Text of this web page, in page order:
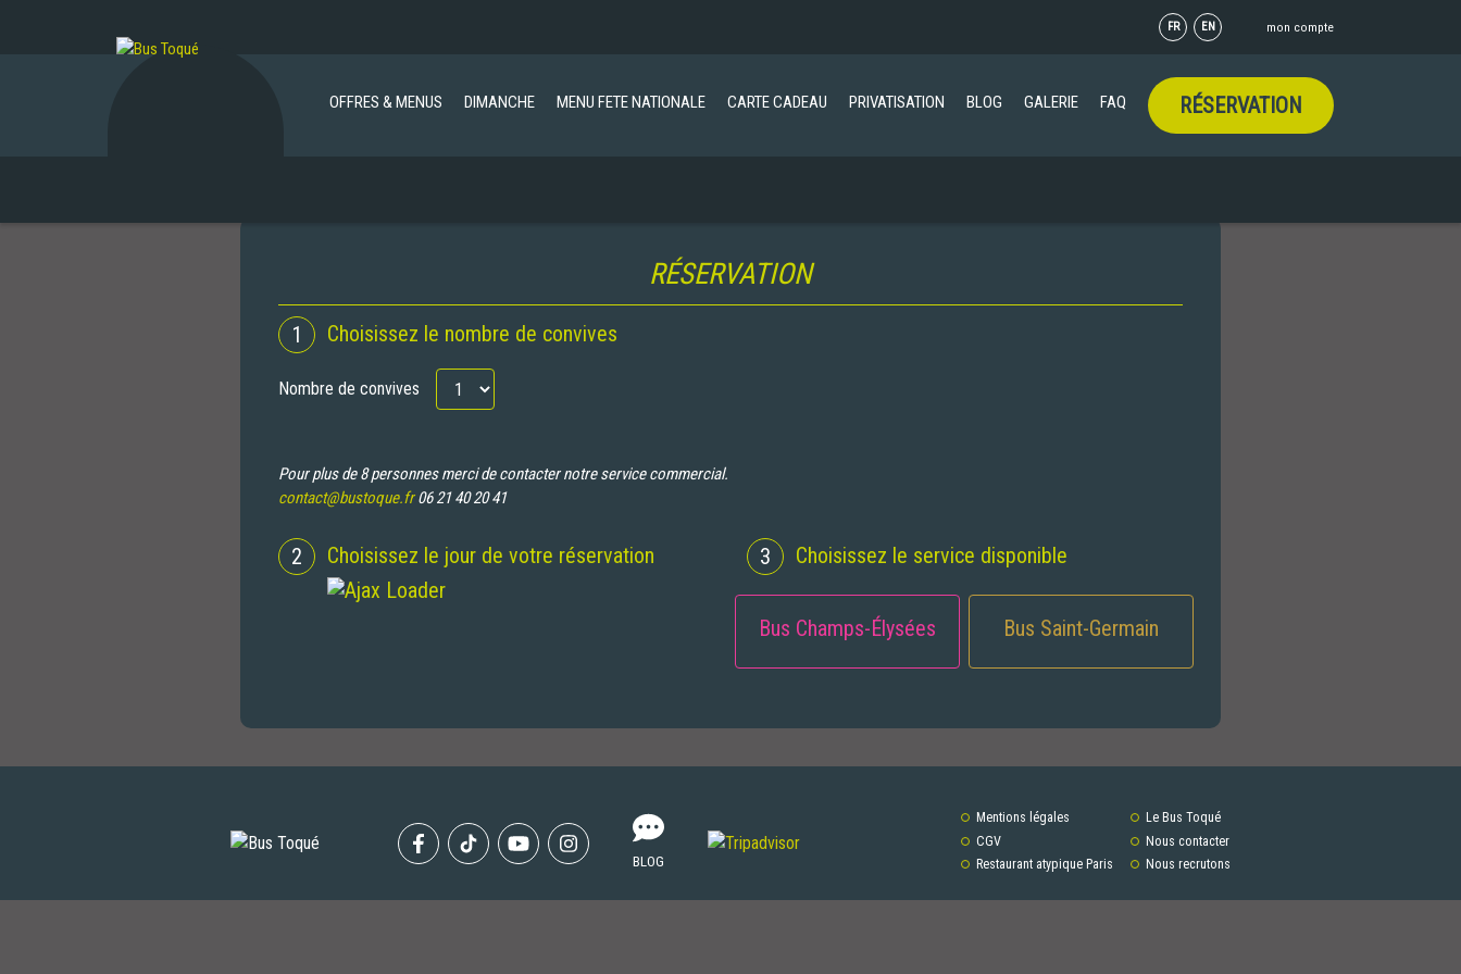
FR EN mon compte
OFFRES & MENUS DIMANCHE MENU FETE NATIONALE CARTE CADEAU PRIVATISATION BLOG GALERIE FAQ RÉSERVATION
RÉSERVATION
1 Choisissez le nombre de convives
Nombre de convives
Pour plus de 8 personnes merci de contacter notre service commercial.
contact@bustoque.fr06 21 40 20 41
2 Choisissez le jour de votre réservation 3 Choisissez le service disponible
Bus Champs-Élysées Bus Saint-Germain
FacebookTiktok YoutubeInstagram
BLOG
Mentions légales
CGV
Restaurant atypique Paris
Le Bus Toqué
Nous contacter
Nous recrutons